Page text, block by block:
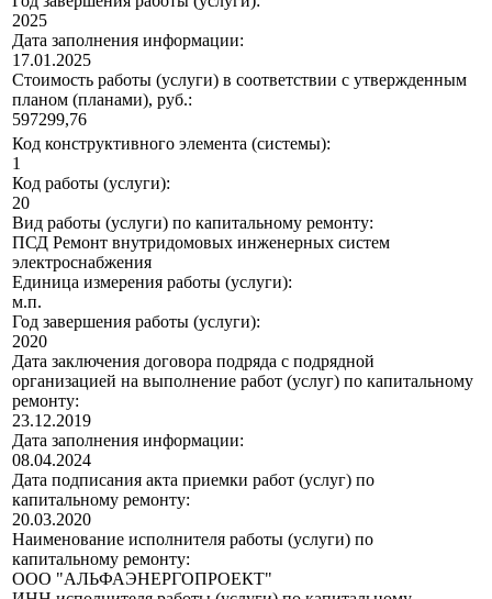
2025
Дата заполнения информации:
17.01.2025
Стоимость работы (услуги) в соответствии с утвержденным
планом (планами), руб.:
597299,76
Код конструктивного элемента (системы):
1
Код работы (услуги):
20
Вид работы (услуги) по капитальному ремонту:
ПСД Ремонт внутридомовых инженерных систем
электроснабжения
Единица измерения работы (услуги):
м.п.
Год завершения работы (услуги):
2020
Дата заключения договора подряда с подрядной
организацией на выполнение работ (услуг) по капитальному
ремонту:
23.12.2019
Дата заполнения информации:
08.04.2024
Дата подписания акта приемки работ (услуг) по
капитальному ремонту:
20.03.2020
Наименование исполнителя работы (услуги) по
капитальному ремонту:
ООО "АЛЬФАЭНЕРГОПРОЕКТ"